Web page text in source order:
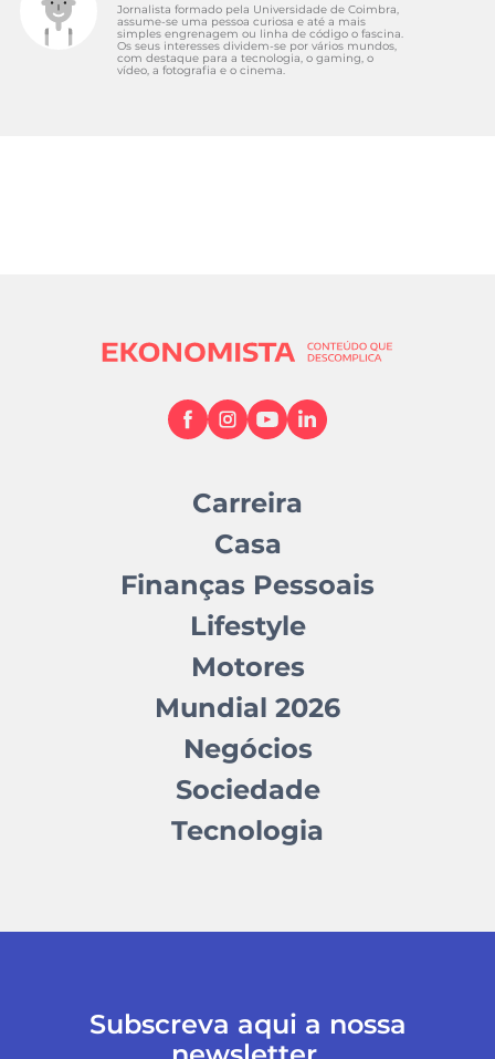
Jornalista formado pela Universidade de Coimbra,
assume-se uma pessoa curiosa e até a mais
simples engrenagem ou linha de código o fascina.
Os seus interesses dividem-se por vários mundos,
com destaque para a tecnologia, o gaming, o
vídeo, a fotografia e o cinema.
Carreira
Casa
Finanças Pessoais
Lifestyle
Motores
Mundial 2026
Negócios
Sociedade
Tecnologia
Subscreva aqui a nossa